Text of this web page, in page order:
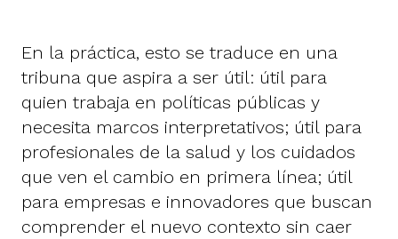
En la práctica, esto se traduce en una
tribuna que aspira a ser útil: útil para
quien trabaja en políticas públicas y
necesita marcos interpretativos; útil para
profesionales de la salud y los cuidados
que ven el cambio en primera línea; útil
para empresas e innovadores que buscan
comprender el nuevo contexto sin caer